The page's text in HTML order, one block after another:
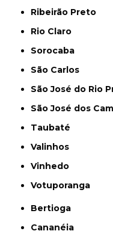
Ribeirão Preto
Rio Claro
Sorocaba
São Carlos
São José do Rio
São José dos
Taubaté
Valinhos
Vinhedo
Votuporanga
Bertioga
Cananéia